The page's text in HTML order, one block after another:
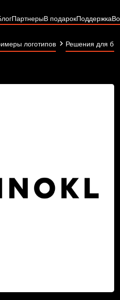
ПартнерыВ подарокПоддержка
логотипов Решения для